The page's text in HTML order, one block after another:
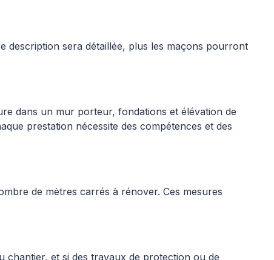
description sera détaillée, plus les maçons pourront
dans un mur porteur, fondations et élévation de
prestation nécessite des compétences et des
de mètres carrés à rénover. Ces mesures
chantier, et si des travaux de protection ou de